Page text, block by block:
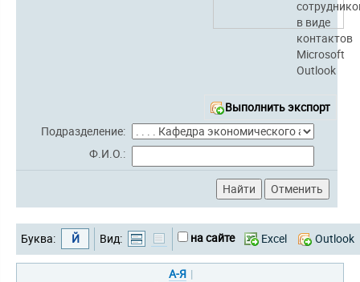
в виде
контактов
Microsoft
Outlook
Выполнить экспорт
Подразделение:
Ф.И.О.:
Буква: Й Вид: на сайте Excel Outlook
А-Я |